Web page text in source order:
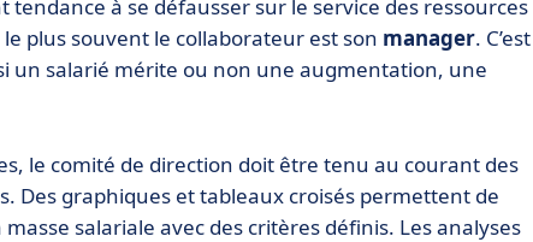
à se défausser sur le service des ressources
plus souvent le collaborateur est son manager. C’est
un salarié mérite ou non une augmentation, une
le comité de direction doit être tenu au courant des
Des graphiques et tableaux croisés permettent de
salariale avec des critères définis. Les analyses